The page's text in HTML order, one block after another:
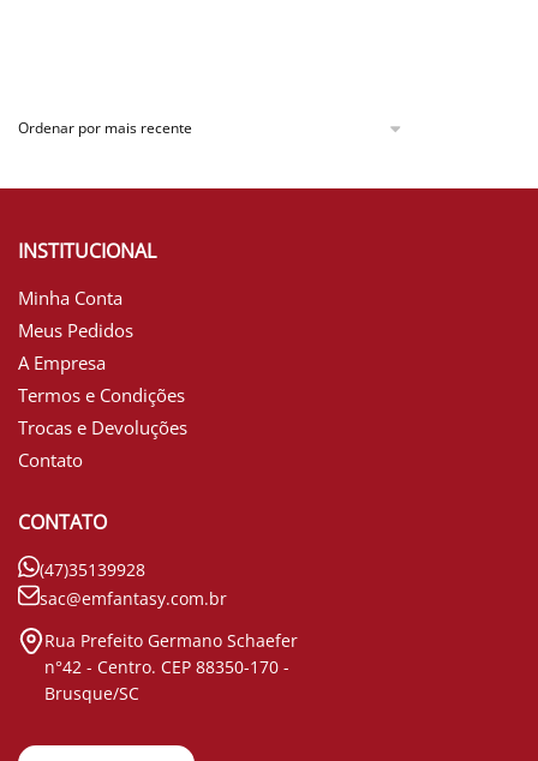
INSTITUCIONAL
Minha Conta
Meus Pedidos
A Empresa
Termos e Condições
Trocas e Devoluções
Contato
CONTATO
(47)35139928
sac@emfantasy.com.br
Rua Prefeito Germano Schaefer
n°42 - Centro. CEP 88350-170 -
Brusque/SC